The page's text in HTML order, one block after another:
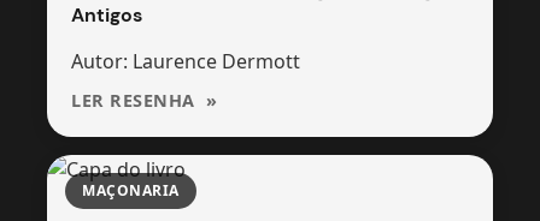
Antigos
Autor: Laurence Dermott
LER RESENHA
MAÇONARIA